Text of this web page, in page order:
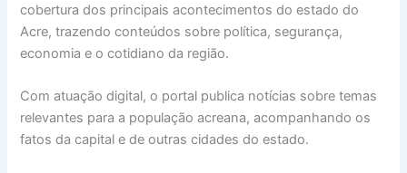
cobertura dos principais acontecimentos do estado do
Acre, trazendo conteúdos sobre política, segurança,
economia e o cotidiano da região.
Com atuação digital, o portal publica notícias sobre temas
relevantes para a população acreana, acompanhando os
fatos da capital e de outras cidades do estado.